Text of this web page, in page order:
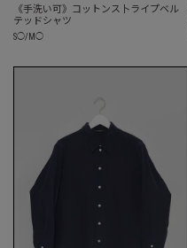
《手洗い可》コットンス卜ライプベル
テッドシャツ
S◯/ M ◯